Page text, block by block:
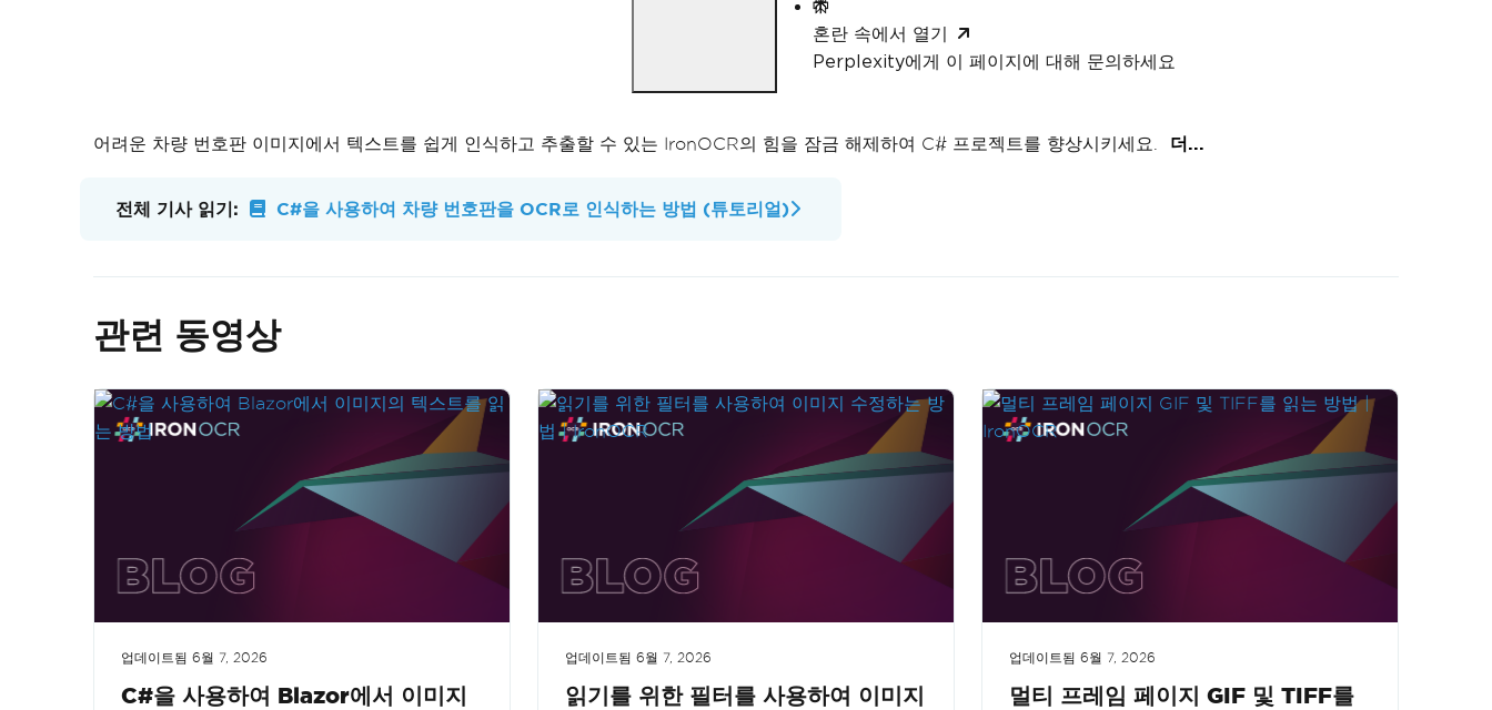
혼란 속에서 열기
Perplexity에게 이 페이지에 대해 문의하세요
어려운 차량 번호판 이미지에서 텍스트를 쉽게 인식하고 추출할 수 있는 IronOCR의 힘을 잠금 해제하여 C# 프로젝트를 향상시키세요. 더...
전체 기사 읽기: C#을 사용하여 차량 번호판을 OCR로 인식하는 방법 (튜토리얼)
관련 동영상
업데이트됨 6월 7, 2026
C#을 사용하여 Blazor에서 이미지
업데이트됨 6월 7, 2026
읽기를 위한 필터를 사용하여 이미지
업데이트됨 6월 7, 2026
멀티 프레임 페이지 GIF 및 TIFF를